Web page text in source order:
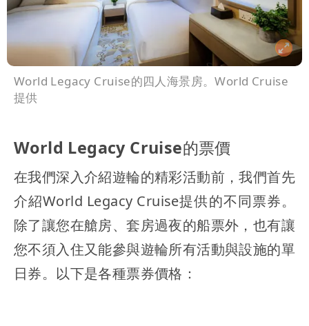
World Legacy Cruise的四人海景房。World Cruise
提供
World Legacy Cruise的票價
在我們深入介紹遊輪的精彩活動前，我們首先
介紹World Legacy Cruise提供的不同票券。
除了讓您在艙房、套房過夜的船票外，也有讓
您不須入住又能參與遊輪所有活動與設施的單
日券。以下是各種票券價格：